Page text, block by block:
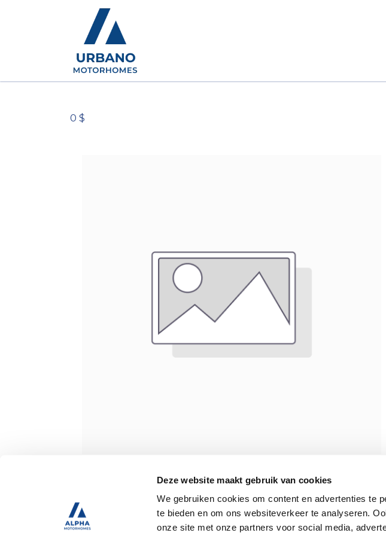
Deze website maakt gebruik van cookies
We gebruiken cookies om content en advertenties te
te bieden en om ons websiteverkeer te analyseren.
onze site met onze partners voor social media,
0 $
Spécifications